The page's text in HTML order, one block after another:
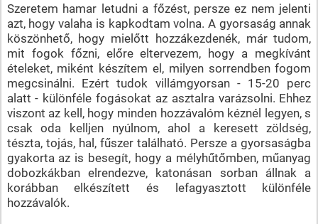
Szeretem hamar letudni a főzést, persze ez nem jelenti
azt, hogy valaha is kapkodtam volna. A gyorsaság annak
köszönhető, hogy mielőtt hozzákezdenék, már tudom,
mit fogok főzni, előre eltervezem, hogy a megkívánt
ételeket, miként készítem el, milyen sorrendben fogom
megcsinálni. Ezért tudok villámgyorsan - 15-20 perc
alatt - különféle fogásokat az asztalra varázsolni. Ehhez
viszont az kell, hogy minden hozzávalóm kéznél legyen, s
csak oda kelljen nyúlnom, ahol a keresett zöldség,
tészta, tojás, hal, fűszer található. Persze a gyorsaságba
gyakorta az is besegít, hogy a mélyhűtőmben, műanyag
dobozkákban elrendezve, katonásan sorban állnak a
korábban elkészített és lefagyasztott különféle
hozzávalók.